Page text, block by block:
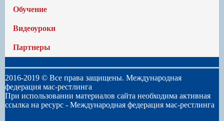
Обучение
Видеоуроки
Партнеры
2016-2019 © Все права защищены. Международная
федерация мас-рестлинга
При использовании материалов сайта необходима активная
ссылка на ресурс - Международная федерация мас-рестлинга